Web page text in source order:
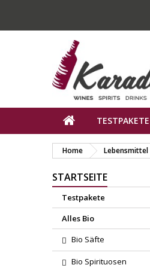
TESTPAKETE
Home Lebensmittel
STARTSEITE
Testpakete
Alles Bio
Bio Säfte
Bio Spirituosen